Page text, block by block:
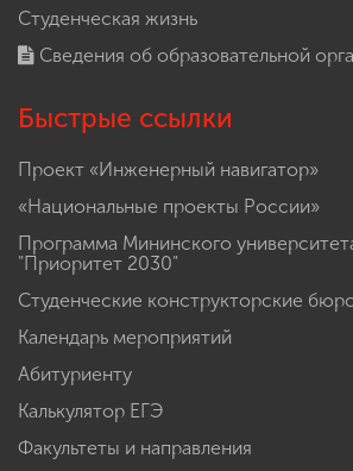
Студенческая жизнь
Сведения об образовательной
Быстрые ссылки
Проект «Инженерный навигатор»
«Национальные проекты России»
Программа Мининского
"Приоритет 2030"
Студенческие конструкторские
Календарь мероприятий
Абитуриенту
Калькулятор ЕГЭ
Факультеты и направления